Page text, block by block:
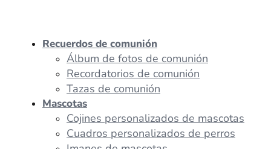
Recuerdos de comunión
Álbum de fotos de comunión
Recordatorios de comunión
Tazas de comunión
Mascotas
Cojines personalizados de mascotas
Cuadros personalizados de perros